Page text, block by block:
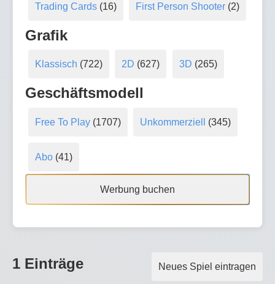
Trading Cards(16) First Person Shooter (2)
Grafik
Klassisch (722) 2D (627) 3D (265)
Geschäftsmodell
Free To Play(1707) Unkommerziell (345)
Abo(41)
Werbung buchen
Neues Spiel eintragen
1 Einträge